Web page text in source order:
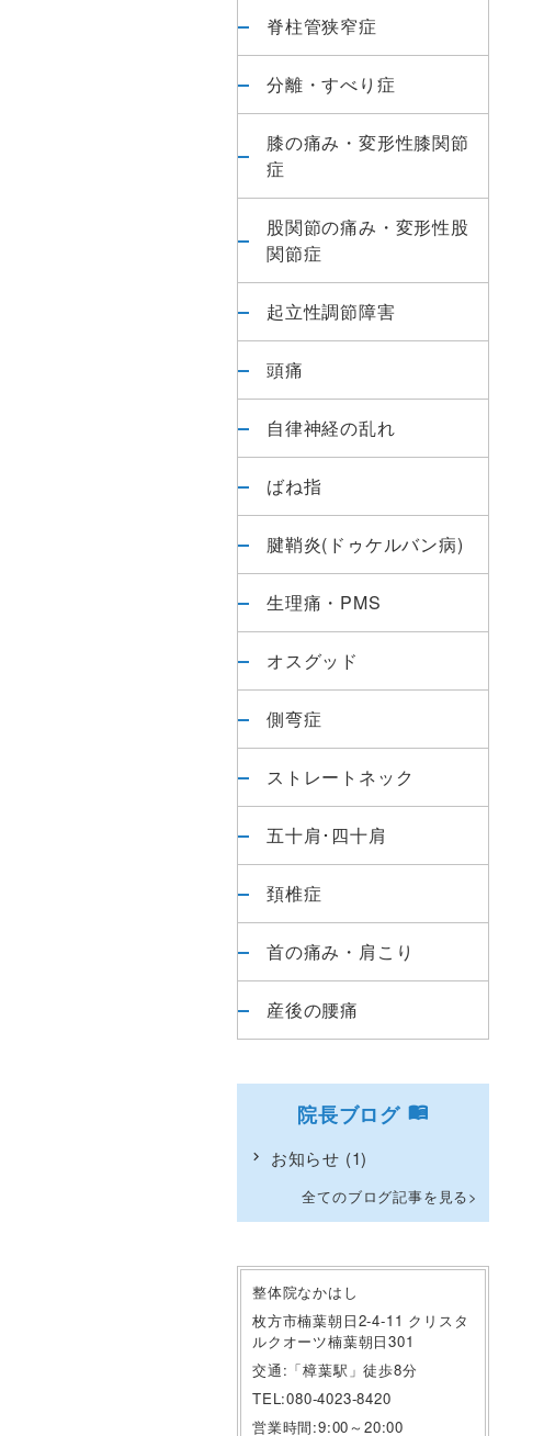
脊柱管狭窄症
分離・すべり症
膝の痛み・変形性膝関節
症
股関節の痛み・変形性股
関節症
起立性調節障害
頭痛
自律神経の乱れ
ばね指
腱鞘炎(ドゥケルバン病)
生理痛・PMS
オスグッド
側弯症
ストレートネック
五十肩･四十肩
頚椎症
首の痛み・肩こり
産後の腰痛
院長ブログ
お知らせ (1)
全てのブログ記事を見る
整体院なかはし
枚方市楠葉朝日2-4-11 クリスタ
ルクオーツ楠葉朝日301
交通:「樟葉駅」徒歩8分
TEL:080-4023-8420
営業時間:9:00～20:00